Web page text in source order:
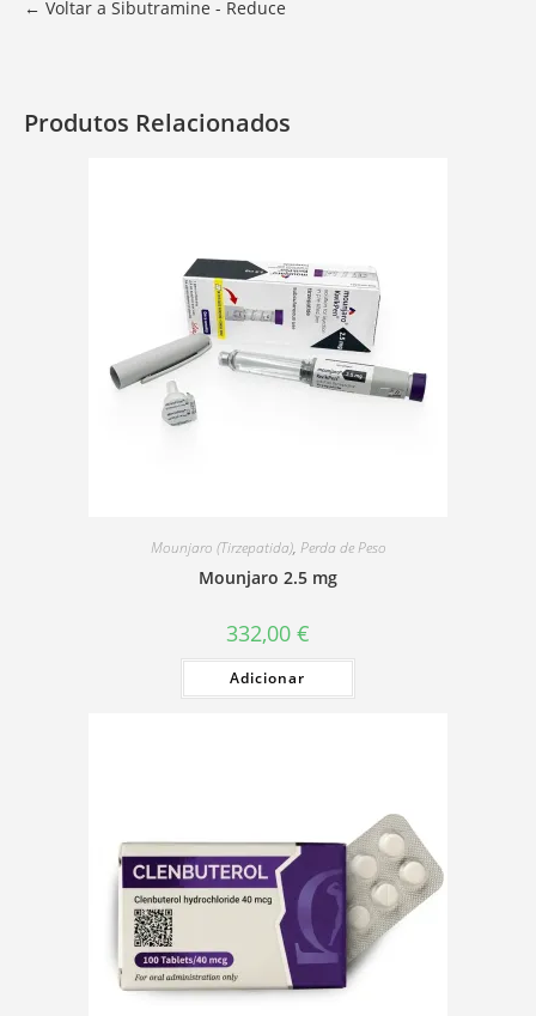
← Voltar a Sibutramine - Reduce
Produtos Relacionados
Mounjaro (Tirzepatida), Perda de Peso
Mounjaro 2.5 mg
332,00 €
Adicionar